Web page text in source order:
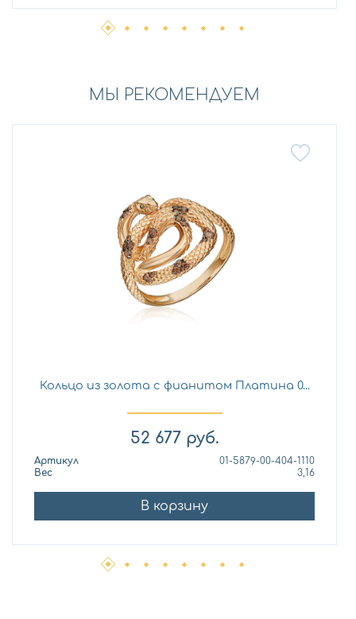
МЫ РЕКОМЕНДУЕМ
Кольцо из золота с фианитом Платина 0...
52 677 руб.
Артикул
01-5879-00-404-1110
Вес
3,16
В корзину